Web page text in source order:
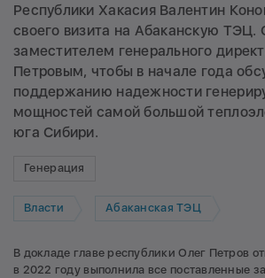
Республики Хакасия Валентин
своего визита на Абаканскую ТЭЦ.
заместителем генерального
Петровым, чтобы в начале года
поддержанию надежности
мощностей самой большой
юга Сибири.
Генерация
Власти Абаканская ТЭЦ
В докладе главе республики Олег Петров
в 2022 году выполнила все поставленные